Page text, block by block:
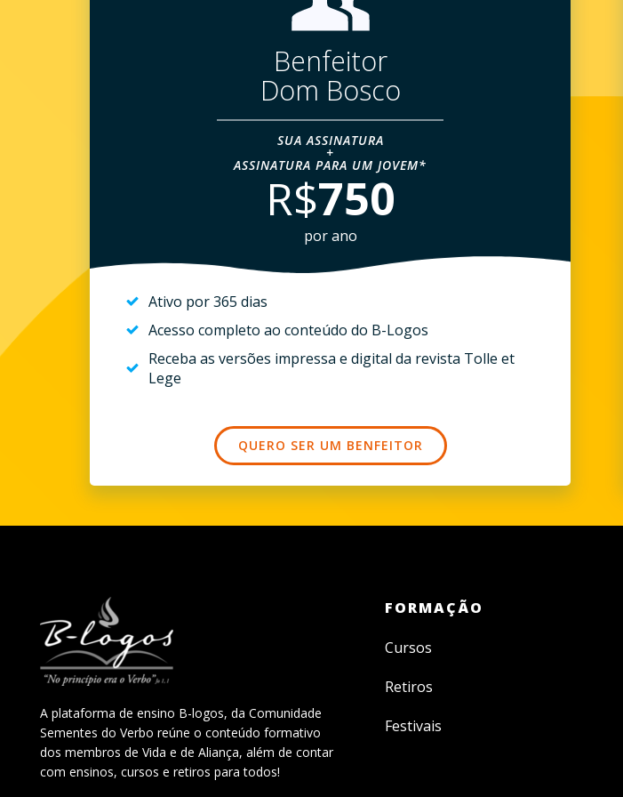
Benfeitor
Dom Bosco
SUA ASSINATURA
+
ASSINATURA PARA UM JOVEM*
R$750
por ano
Ativo por 365 dias
Acesso completo ao conteúdo do B-Logos
Receba as versões impressa e digital da revista Tolle et
Lege
QUERO SER UM BENFEITOR
A plataforma de ensino B-logos, da Comunidade
Sementes do Verbo reúne o conteúdo formativo
dos membros de Vida e de Aliança, além de contar
com ensinos, cursos e retiros para todos!
FORMAÇÃO
Cursos
Retiros
Festivais